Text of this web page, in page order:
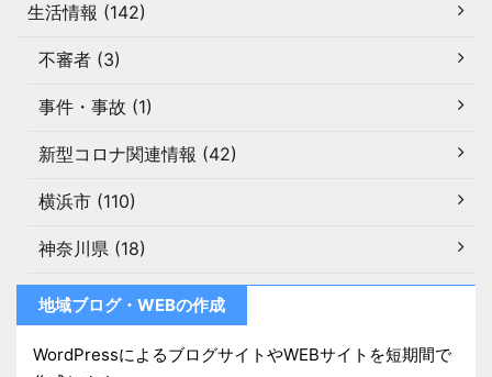
生活情報 (142)
不審者 (3)
事件・事故 (1)
新型コロナ関連情報 (42)
横浜市 (110)
神奈川県 (18)
地域ブログ・WEBの作成
WordPressによるブログサイトやWEBサイトを短期間で